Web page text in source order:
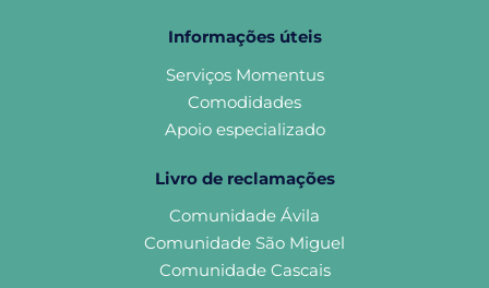
Informações úteis
Serviços Momentus
Comodidades
Apoio especializado
Livro de reclamações
Comunidade Ávila
Comunidade São Miguel
Comunidade Cascais